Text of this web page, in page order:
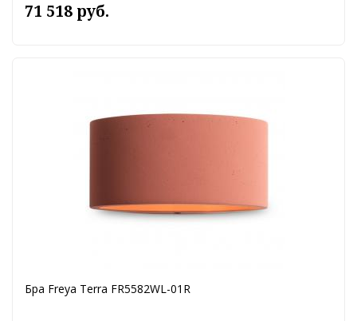
71 518 руб.
Бра Freya Terra FR5582WL-01R